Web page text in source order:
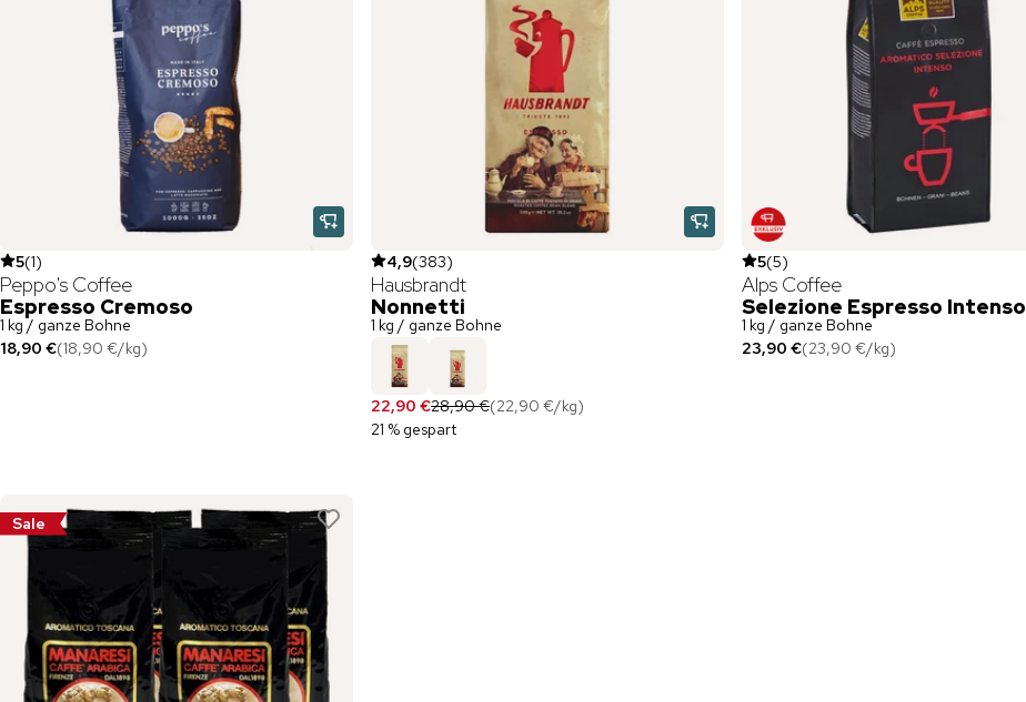
5(1)
Peppo's Coffee
Espresso Cremoso
1 kg / ganze Bohne
18,90 €(18,90 €/kg)
4,9(383)
Hausbrandt
Nonnetti
1 kg / ganze Bohne
22,90 €28,90 €(22,90 €/kg)
21 % gespart
5(5)
Alps Coffee
Selezione Espresso Intenso
1 kg / ganze Bohne
23,90 €(23,90 €/kg)
Sale